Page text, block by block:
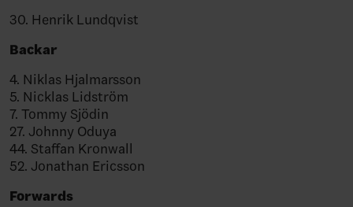
30. Henrik Lundqvist
Backar
4. Niklas Hjalmarsson
5. Nicklas Lidström
7. Tommy Sjödin
27. Johnny Oduya
44. Staffan Kronwall
52. Jonathan Ericsson
Forwards